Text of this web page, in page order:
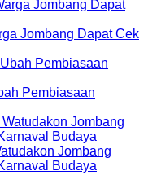
Jombang Dapat Cek
Pembiasaan
Jombang
Budaya